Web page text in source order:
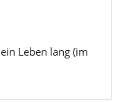
Leben lang (im